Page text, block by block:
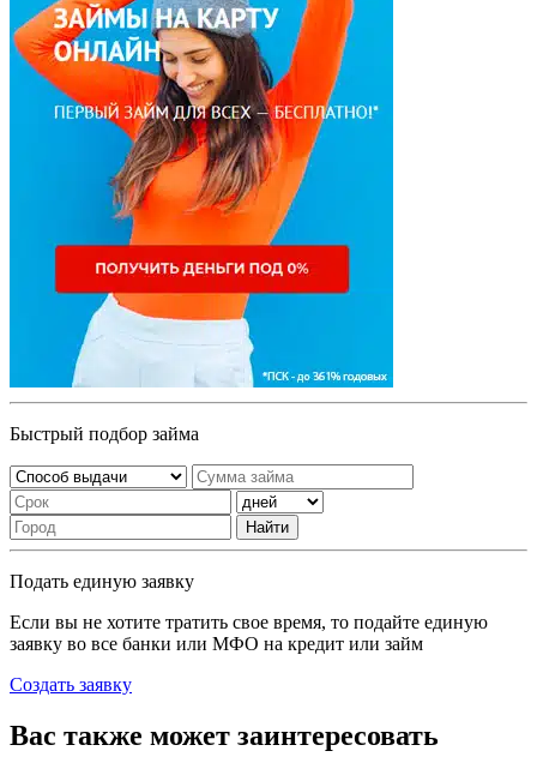
Быстрый подбор займа
Найти
Подать единую заявку
Если вы не хотите тратить свое время, то подайте единую
заявку во все банки или МФО на кредит или займ
Создать заявку
Вас также может заинтересовать